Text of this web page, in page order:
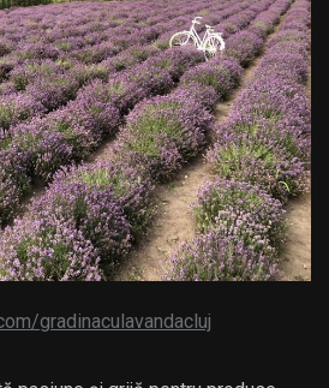
gradinaculavandacluj